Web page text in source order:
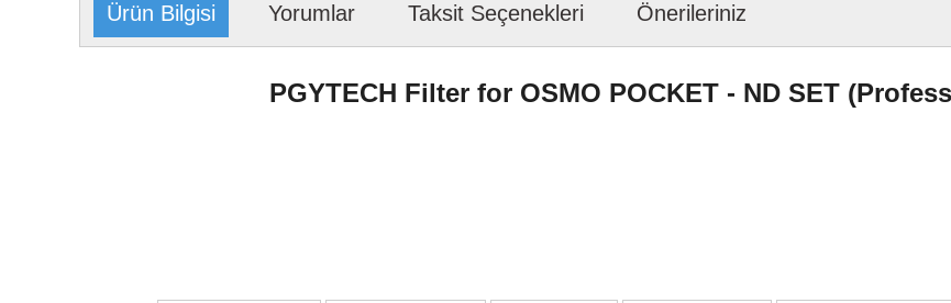
Ürün Bilgisi Yorumlar Taksit Seçenekleri Önerileriniz
PGYTECH Filter for OSMO POCKET - ND SET
Bu ürünün fiyat bilgisi, resim, ürün açıklamalarında ve diğer konularda yetersiz gördüğünüz noktaları öneri formunu kullanarak